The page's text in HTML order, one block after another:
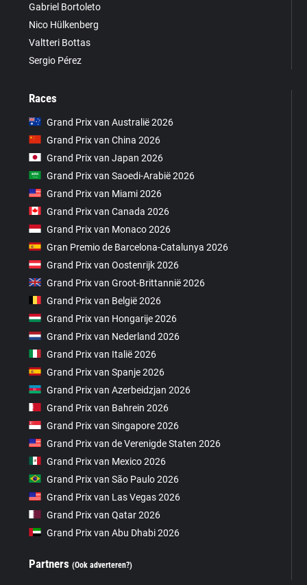
Gabriel Bortoleto
Nico Hülkenberg
Valtteri Bottas
Sergio Pérez
Races
Grand Prix van Australië 2026
Grand Prix van China 2026
Grand Prix van Japan 2026
Grand Prix van Saoedi-Arabië 2026
Grand Prix van Miami 2026
Grand Prix van Canada 2026
Grand Prix van Monaco 2026
Gran Premio de Barcelona-Catalunya 2026
Grand Prix van Oostenrijk 2026
Grand Prix van Groot-Brittannië 2026
Grand Prix van België 2026
Grand Prix van Hongarije 2026
Grand Prix van Nederland 2026
Grand Prix van Italië 2026
Grand Prix van Spanje 2026
Grand Prix van Azerbeidzjan 2026
Grand Prix van Bahrein 2026
Grand Prix van Singapore 2026
Grand Prix van de Verenigde Staten 2026
Grand Prix van Mexico 2026
Grand Prix van São Paulo 2026
Grand Prix van Las Vegas 2026
Grand Prix van Qatar 2026
Grand Prix van Abu Dhabi 2026
Partners(Ook adverteren?)